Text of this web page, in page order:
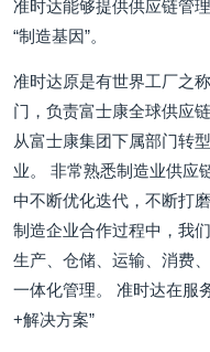
准时达能够提供供应链管
“制造基因”。
准时达原是有世界工厂之
门，负责富士康全球供应
从富士康集团下属部门转
业。 非常熟悉制造业供应
中不断优化迭代，不断打
制造企业合作过程中，我
生产、仓储、运输、消费
一体化管理。 准时达在服
+解决方案”